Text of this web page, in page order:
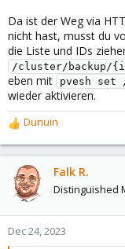
Da ist der Weg via
nicht hast, musst du
die Liste und IDs
/cluster/backup/
eben mit
pvesh set
wieder aktivieren.
R
e
a
o
n
Dunuin
Falk R.
Distinguished
Dec 24, 2023